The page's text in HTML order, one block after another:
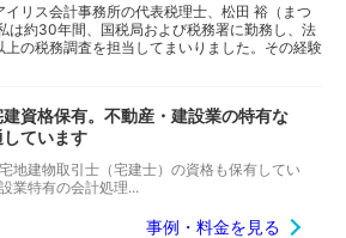
リス会計事務所の代表税理士、松田 裕（まつ
は約30年間、国税局および税務署に勤務し、法
の税務調査を担当してまいりました。その経験
建資格保有。不動産・建設業の特有な
ています
地建物取引士（宅建士）の資格も保有してい
業特有の会計処理...
事例・料金を見る